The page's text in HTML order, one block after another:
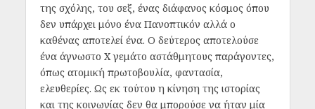
της σχόλης, του σεξ, ένας διάφανος κόσμος όπου
δεν υπάρχει μόνο ένα Πανοπτικόν αλλά ο
καθένας αποτελεί ένα. Ο δεύτερος αποτελούσε
ένα άγνωστο Χ γεμάτο αστάθμητους παράγοντες,
όπως ατομική πρωτοβουλία, φαντασία,
ελευθερίες. Ως εκ τούτου η κίνηση της ιστορίας
και της κοινωνίας δεν θα μπορούσε να ήταν μία